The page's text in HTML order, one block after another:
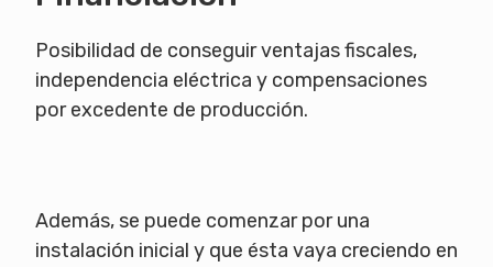
Posibilidad de conseguir ventajas fiscales,
independencia eléctrica y compensaciones
por excedente de producción.
Además, se puede comenzar por una
instalación inicial y que ésta vaya creciendo en